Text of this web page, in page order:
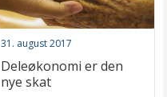
31. august 2017
Deleøkonomi er den
nye skat